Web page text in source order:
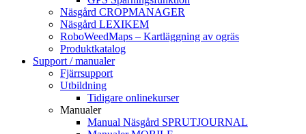
Näsgård CROPMANAGER
Näsgård LEXIKEM
RoboWeedMaps – Kartläggning av ogräs
Produktkatalog
Support / manualer
Fjärrsupport
Utbildning
Tidigare onlinekurser
Manualer
Manual Näsgård SPRUTJOURNAL